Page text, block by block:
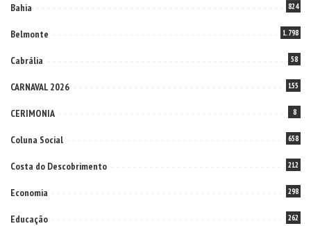
Bahia 824
Belmonte 1.798
Cabrália 58
CARNAVAL 2026 155
CERIMONIA 8
Coluna Social 658
Costa do Descobrimento 212
Economia 298
Educação 262